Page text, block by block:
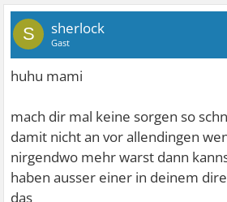
S sherlock
Gast
huhu mami
mach dir mal keine sorgen so
damit nicht an vor allendingen
nirgendwo mehr warst dann
haben ausser einer in deinem
das